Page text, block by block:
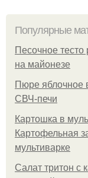
Популярные
Песочное
на майонезе
Пюре яблочное
СВЧ-печи
Картошка в
Картофельная
мультиварке
Салат тритон с